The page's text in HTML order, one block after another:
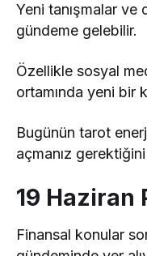
Yeni tanışmalar ve
gündeme gelebilir.
Özellikle sosyal
ortamında yeni bir
Bugünün tarot
açmanız
19 Haziran
Finansal konular